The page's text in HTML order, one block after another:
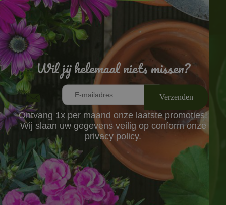
Wil jij helemaal niets missen?
Ontvang 1x per maand onze laatste promoties!
Wij slaan uw gegevens veilig op conform onze
privacy policy.